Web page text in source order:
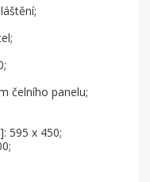
čelního panelu;
595 x 450;